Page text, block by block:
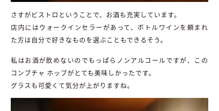
さすがビストロということで、お酒も充実しています。
店内にはウォークインセラーがあって、ボトルワインを頼まれ
た方は自分で好きなものを選ぶこともできるそう。
私はお酒が飲めないのでもっぱらノンアルコールですが、この
コンブチャ ホップがとても美味しかったです。
グラスも可愛くて気分が上がりますね。